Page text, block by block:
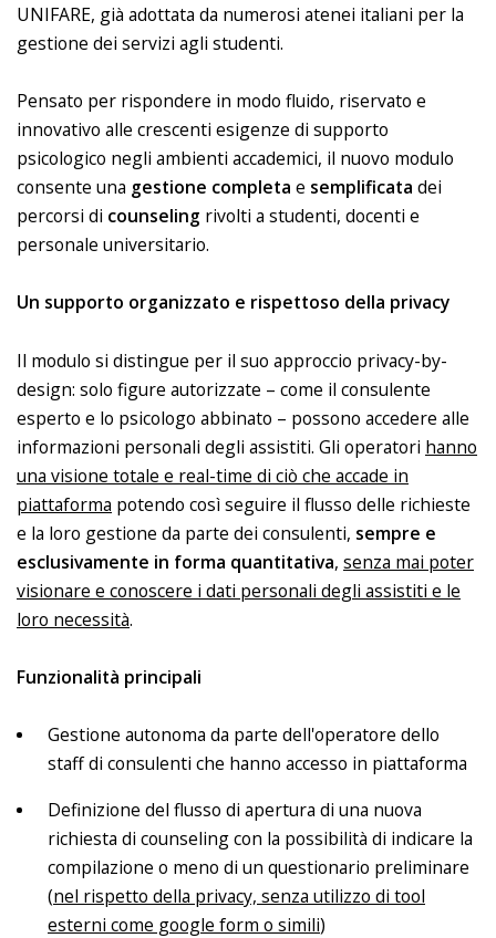
UNIFARE, già adottata da numerosi atenei italiani per la
gestione dei servizi agli studenti.
Pensato per rispondere in modo fluido, riservato e
innovativo alle crescenti esigenze di supporto
psicologico negli ambienti accademici, il nuovo modulo
consente una gestione completa e semplificata dei
percorsi di counseling rivolti a studenti, docenti e
personale universitario.
Un supporto organizzato e rispettoso della privacy
Il modulo si distingue per il suo approccio privacy-by-
design: solo figure autorizzate – come il consulente
esperto e lo psicologo abbinato – possono accedere alle
informazioni personali degli assistiti. Gli operatori hanno
una visione totale e real-time di ciò che accade in
piattaforma potendo così seguire il flusso delle richieste
e la loro gestione da parte dei consulenti, sempre e
esclusivamente in forma quantitativa, senza mai poter
visionare e conoscere i dati personali degli assistiti e le
loro necessità.
Funzionalità principali
Gestione autonoma da parte dell'operatore dello
staff di consulenti che hanno accesso in piattaforma
Definizione del flusso di apertura di una nuova
richiesta di counseling con la possibilità di indicare la
compilazione o meno di un questionario preliminare
(nel rispetto della privacy, senza utilizzo di tool
esterni come google form o simili)